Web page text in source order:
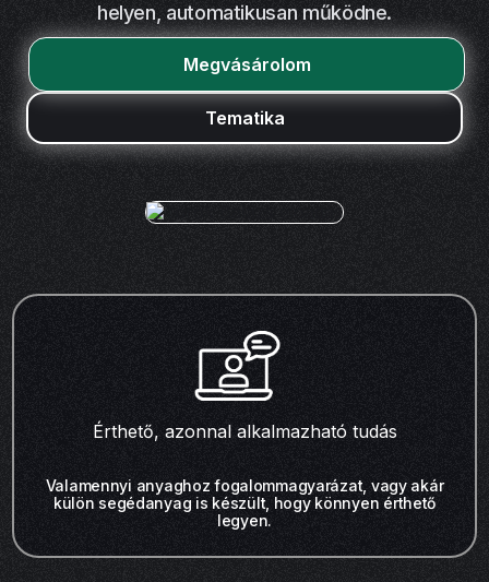
helyen, automatikusan működne.
Megvásárolom
Tematika
Érthető, azonnal alkalmazható tudás
Valamennyi anyaghoz fogalommagyarázat, vagy akár
külön segédanyag is készült, hogy könnyen érthető
legyen.